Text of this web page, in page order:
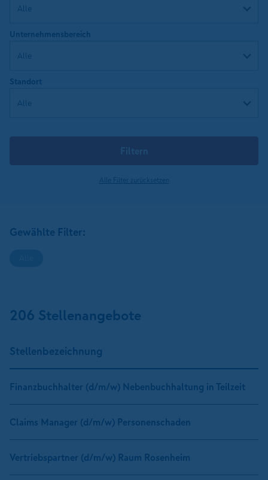
Unternehmensbereich
Standort
Filtern
Alle Filter zurücksetzen
Gewählte Filter:
206 Stellenangebote
Stellen­bezeichnung
Finanzbuchhalter (d/m/w) Nebenbuchhaltung in Teilzeit
Claims Manager (d/m/w) Personenschaden
Vertriebspartner (d/m/w) Raum Rosenheim